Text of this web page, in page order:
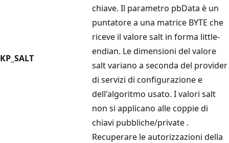
KP_SALT
chiave. Il parametro pbData è un
puntatore a una matrice BYTE che
riceve il valore salt in forma little-
endian. Le dimensioni del valore
salt variano a seconda del provider
di servizi di configurazione e
dell'algoritmo usato. I valori salt
non si applicano alle coppie di
chiavi pubbliche/private .
Recuperare le autorizzazioni della